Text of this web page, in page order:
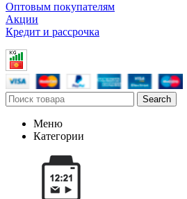
Оптовым покупателям
Акции
Кредит и рассрочка
Search
Меню
Категории